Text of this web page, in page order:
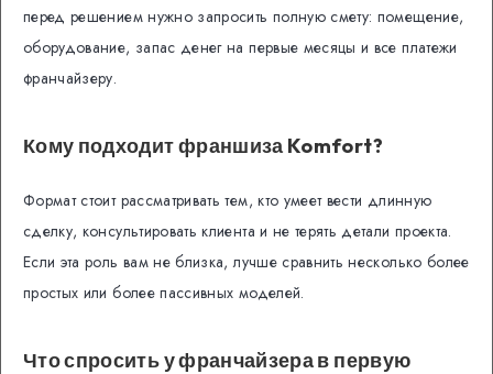
перед решением нужно запросить полную смету: помещение,
оборудование, запас денег на первые месяцы и все платежи
франчайзеру.
Кому подходит франшиза Komfort?
Формат стоит рассматривать тем, кто умеет вести длинную
сделку, консультировать клиента и не терять детали проекта.
Если эта роль вам не близка, лучше сравнить несколько более
простых или более пассивных моделей.
Что спросить у франчайзера в первую